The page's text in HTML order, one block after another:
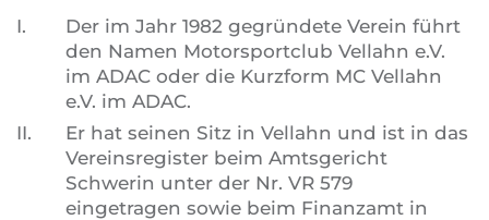
I.
Der im Jahr 1982 gegründete Verein führt
den Namen Motorsportclub Vellahn e.V.
im ADAC oder die Kurzform MC Vellahn
e.V. im ADAC.
II.
Er hat seinen Sitz in Vellahn und ist in das
Vereinsregister beim Amtsgericht
Schwerin unter der Nr. VR 579
eingetragen sowie beim Finanzamt in